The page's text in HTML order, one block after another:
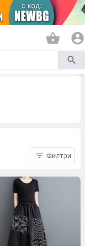
shopping_basket account_circle
search
filter_list Филтри